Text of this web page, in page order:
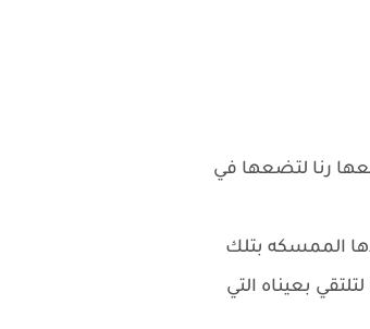
رنا لتضعها في
الممسكه بتلك
بعيناه التي